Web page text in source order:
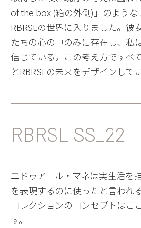
of the box (箱の外側) 」のよう
RBRSLの世界に入りました。彼
たちの心の中のみに存在し、私
信じている。この考え方ですべ
とRBRSLの未来をデザインして
RBRSL
エドゥアール・マネは実生活を
を表現するのに使ったと言われる
コレクションのコンセプトはこ
す。